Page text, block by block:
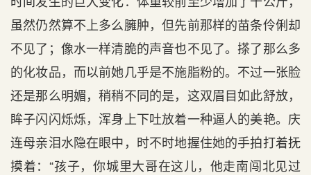
虽然仍然算不上多么臃肿，但先前那样的苗条伶俐却
不见了；像水一样清脆的声音也不见了。搽了那么多
的化妆品，而以前她几乎是不施脂粉的。不过一张脸
还是那么明媚，稍稍不同的是，这双眉目如此舒放，
眸子闪闪烁烁，浑身上下吐放着一种逼人的美艳。庆
连母亲泪水隐在眼中，时不时地握住她的手拍打着抚
摸着：“孩子，你城里大哥在这儿，他走南闯北见过